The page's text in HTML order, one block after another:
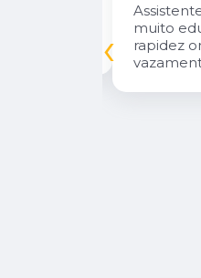
muito
rapidez
‹